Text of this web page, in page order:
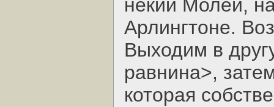
некий Молей,
Арлингтоне.
Выходим в
равнина>,
которая